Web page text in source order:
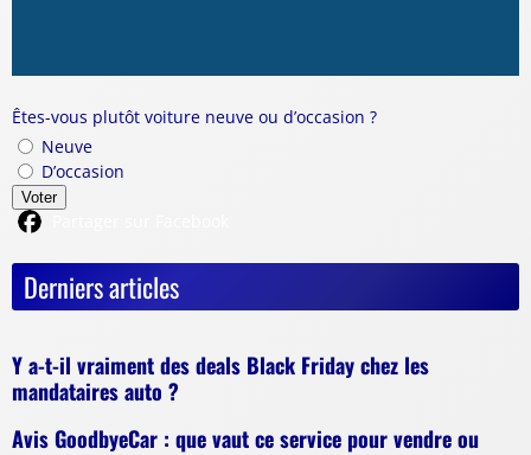
Êtes-vous plutôt voiture neuve ou d’occasion ?
Neuve
D’occasion
Voter
Derniers articles
Y a-t-il vraiment des deals Black Friday chez les
mandataires auto ?
Avis GoodbyeCar : que vaut ce service pour vendre ou